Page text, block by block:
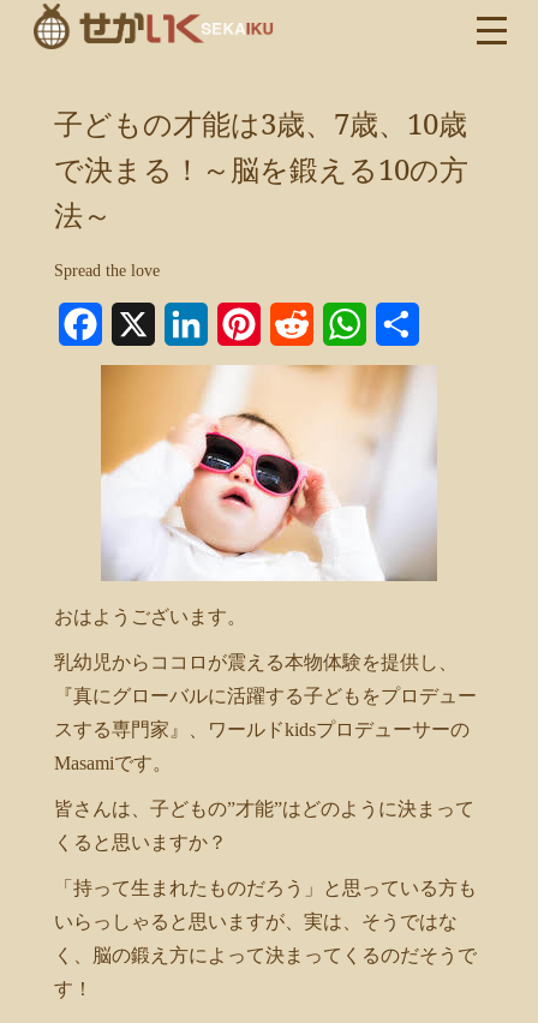
子どもの才能は3歳、7歳、10歳
で決まる！～脳を鍛える10の方
法～
Spread the love
Facebook LinkedInPinterest Reddit WhatsApp
有
おはようございます。
乳幼児からココロが震える本物体験を提供し、
『真にグローバルに活躍する子どもをプロデュー
スする専門家』、ワールドkidsプロデューサーの
Masamiです。
皆さんは、子どもの”才能”はどのように決まって
くると思いますか？
「持って生まれたものだろう」と思っている方も
いらっしゃると思いますが、実は、そうではな
く、脳の鍛え方によって決まってくるのだそうで
す！